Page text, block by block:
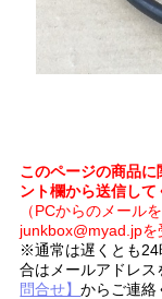
このページの商品
ント欄から送信して
（PCからのメール
junkbox@myad.jpを
※通常は遅くとも24
合はメールアドレス
問合せ】からご連絡